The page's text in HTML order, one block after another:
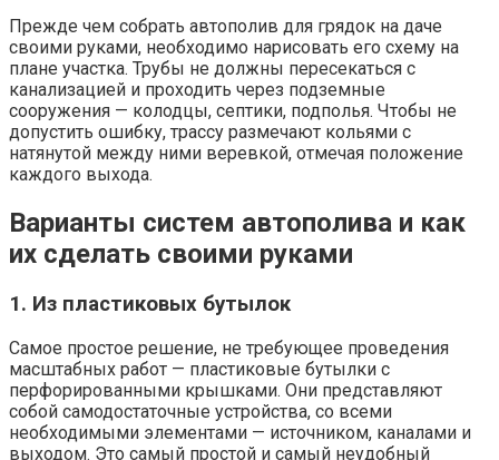
Прежде чем собрать автополив для грядок на даче
своими руками, необходимо нарисовать его схему на
плане участка. Трубы не должны пересекаться с
канализацией и проходить через подземные
сооружения — колодцы, септики, подполья. Чтобы не
допустить ошибку, трассу размечают кольями с
натянутой между ними веревкой, отмечая положение
каждого выхода.
Варианты систем автополива и как
их сделать своими руками
1. Из пластиковых бутылок
Самое простое решение, не требующее проведения
масштабных работ — пластиковые бутылки с
перфорированными крышками. Они представляют
собой самодостаточные устройства, со всеми
необходимыми элементами — источником, каналами и
выходом. Это самый простой и самый неудобный